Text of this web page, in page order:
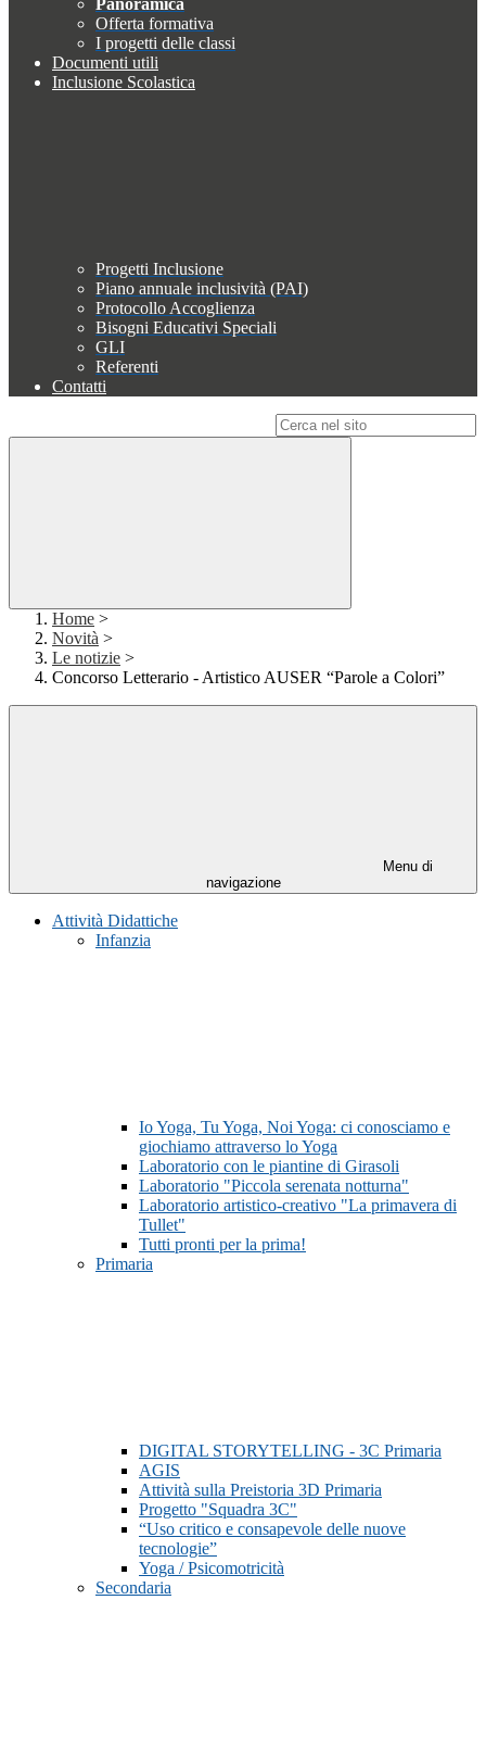
Panoramica
Offerta formativa
I progetti delle classi
Documenti utili
Inclusione Scolastica
Progetti Inclusione
Piano annuale inclusività (PAI)
Protocollo Accoglienza
Bisogni Educativi Speciali
GLI
Referenti
Contatti
Home >
Novità >
Le notizie >
Concorso Letterario - Artistico AUSER “Parole a Colori”
Menu di
navigazione
Attività Didattiche
Infanzia
Io Yoga, Tu Yoga, Noi Yoga: ci conosciamo e
giochiamo attraverso lo Yoga
Laboratorio con le piantine di Girasoli
Laboratorio "Piccola serenata notturna"
Laboratorio artistico-creativo "La primavera di
Tullet"
Tutti pronti per la prima!
Primaria
DIGITAL STORYTELLING - 3C Primaria
AGIS
Attività sulla Preistoria 3D Primaria
Progetto "Squadra 3C"
“Uso critico e consapevole delle nuove
tecnologie”
Yoga / Psicomotricità
Secondaria